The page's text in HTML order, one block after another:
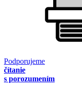
Podporujeme
čítanie
s porozumením